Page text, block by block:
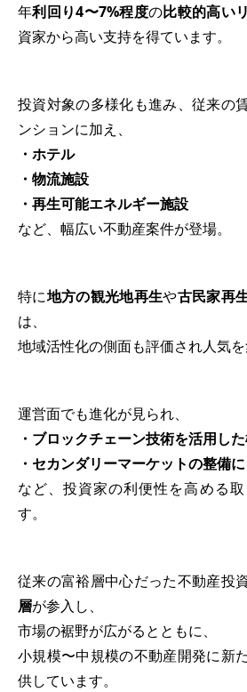
年利回り4〜7%程度の比較的高い
資家から高い支持を得ています。
投資対象の多様化も進み、従来の
ンションに加え、
・ホテル
・物流施設
・再生可能エネルギー施設
など、幅広い不動産案件が登場。
特に地方の観光地再生や古民家再
は、
地域活性化の側面も評価され人気を
運営面でも進化が見られ、
・ブロックチェーン技術を活用し
・セカンダリーマーケットの整備
など、投資家の利便性を高める
す。
従来の富裕層中心だった不動産投
層が参入し、
市場の裾野が広がるとともに、
小規模〜中規模の不動産開発に新
供しています。